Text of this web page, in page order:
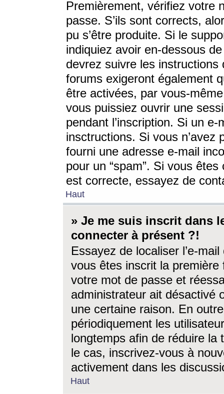
Premièrement, vérifiez votre
passe. S’ils sont corrects,
pu s’être produite. Si le
indiquiez avoir en-dessous
devrez suivre les
forums exigeront également
être activées, par vous-
vous puissiez ouvrir une
pendant l’inscription. Si un
insctructions. Si vous n’avez
fourni une adresse e-mail
pour un “spam”. Si vous
est correcte, essayez de
Haut
» Je me suis inscrit dans
connecter à présent ?!
Essayez de localiser l’e-
vous êtes inscrit la première
votre mot de passe et
administrateur ait désactivé
une certaine raison. En
périodiquement les
longtemps afin de réduire la
le cas, inscrivez-vous à
activement dans les
Haut